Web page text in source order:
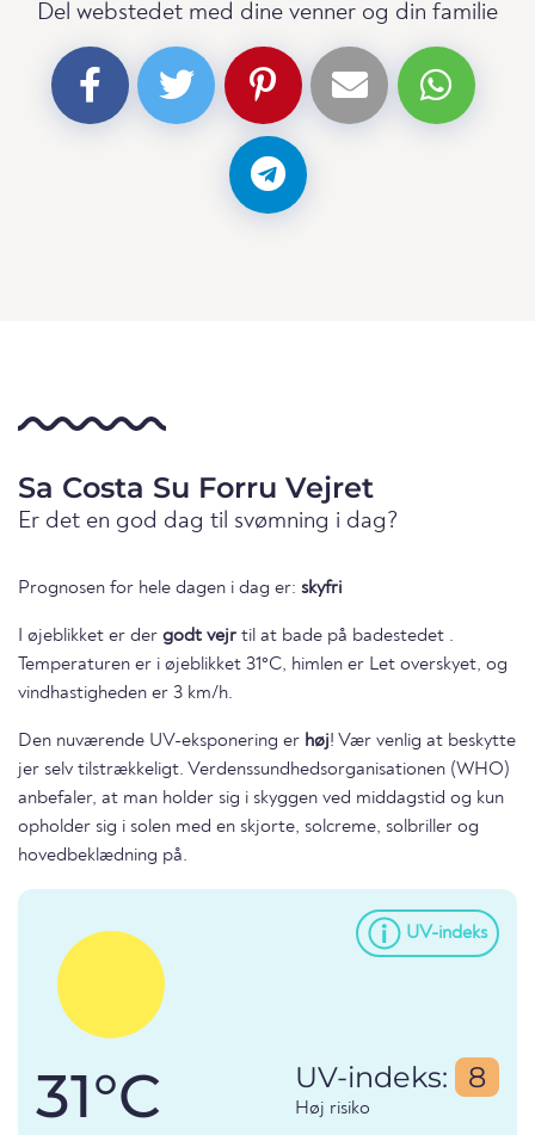
Del webstedet med dine venner og din familie
Sa Costa Su Forru Vejret
Er det en god dag til svømning i dag?
Prognosen for hele dagen i dag er: skyfri
I øjeblikket er der godt vejr til at bade på badestedet .
Temperaturen er i øjeblikket 31°C, himlen er Let overskyet, og
vindhastigheden er 3 km/h.
Den nuværende UV-eksponering er høj! Vær venlig at beskytte
jer selv tilstrækkeligt. Verdenssundhedsorganisationen (WHO)
anbefaler, at man holder sig i skyggen ved middagstid og kun
opholder sig i solen med en skjorte, solcreme, solbriller og
hovedbeklædning på.
UV-indeks
31°C UV-indeks: 8
Høj risiko